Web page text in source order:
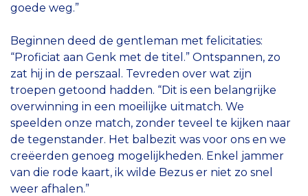
goede weg.”
Beginnen deed de gentleman met felicitaties:
“Proficiat aan Genk met de titel.” Ontspannen, zo
zat hij in de perszaal. Tevreden over wat zijn
troepen getoond hadden. “Dit is een belangrijke
overwinning in een moeilijke uitmatch. We
speelden onze match, zonder teveel te kijken naar
de tegenstander. Het balbezit was voor ons en we
creëerden genoeg mogelijkheden. Enkel jammer
van die rode kaart, ik wilde Bezus er niet zo snel
weer afhalen.”